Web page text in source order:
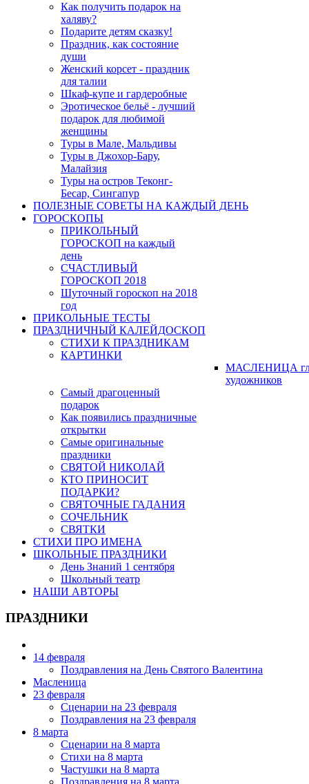
Как получить подарок на
халяву?
Подарите детям сказку!
Праздник, как состояние
души
Женский корсет - праздник
для талии
Шкаф-купе и гардеробные
Эротическое бельё - лучший
подарок для любимой
женщины
Туры в Мале, Мальдивы
Туры в Джохор-Бару,
Малайзия
Туры на остров Теконг-
Бесар, Сингапур
ПОЛЕЗНЫЕ СОВЕТЫ НА КАЖДЫЙ ДЕНЬ
ГОРОСКОПЫ
ПРИКОЛЬНЫЙ
ГОРОСКОП на каждый
день
СЧАСТЛИВЫЙ
ГОРОСКОП 2018
Шуточный гороскоп на 2018
год
ПРИКОЛЬНЫЕ ТЕСТЫ
ПРАЗДНИЧНЫЙ КАЛЕЙДОСКОП
СТИХИ К ПРАЗДНИКАМ
КАРТИНКИ
МАСЛЕНИЦА
художников
Самый драгоценный
подарок
Как появились праздничные
открытки
Самые оригинальные
праздники
СВЯТОЙ НИКОЛАЙ
КТО ПРИНОСИТ
ПОДАРКИ?
СВЯТОЧНЫЕ ГАДАНИЯ
СОЧЕЛЬНИК
СВЯТКИ
СТИХИ ПРО ИМЕНА
ШКОЛЬНЫЕ ПРАЗДНИКИ
День Знаний 1 сентября
Школьный театр
НАШИ АВТОРЫ
ПРАЗДНИКИ
14 февраля
Поздравления на День Святого Валентина
Масленица
23 февраля
Сценарии на 23 февраля
Поздравления на 23 февраля
8 марта
Сценарии на 8 марта
Стихи на 8 марта
Частушки на 8 марта
Поздравления на 8 марта